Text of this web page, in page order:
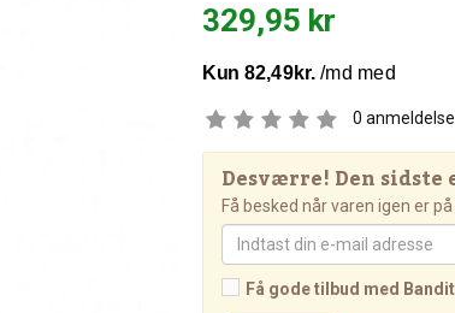
329,95 kr
0
Desværre! Den sidste
Få besked når varen igen er
Få gode tilbud med